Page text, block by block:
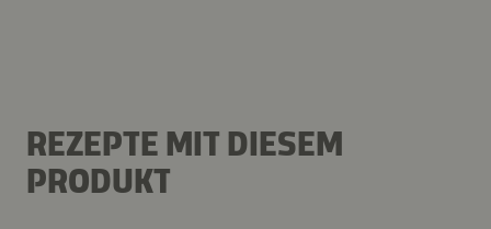
REZEPTE MIT DIESEM
PRODUKT